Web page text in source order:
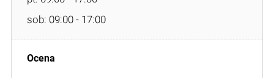
sob: 09:00 - 17:00